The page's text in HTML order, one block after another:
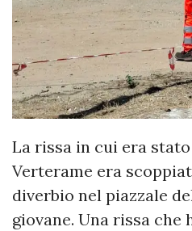
La rissa in cui era
Verterame era
diverbio nel piazzale
giovane. Una rissa che